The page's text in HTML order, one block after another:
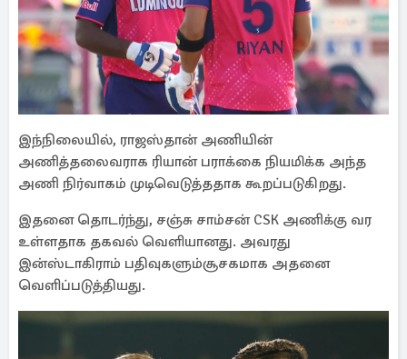
இந்நிலையில், ராஜஸ்தான் அணியின்
அணித்தலைவராக ரியான் பராக்கை நியமிக்க அந்த
அணி நிர்வாகம் முடிவெடுத்ததாக கூறப்படுகிறது.
இதனை தொடர்ந்து, சஞ்சு சாம்சன் CSK அணிக்கு வர
உள்ளதாக தகவல் வெளியானது. அவரது
இன்ஸ்டாகிராம் பதிவுகளும்சூசகமாக அதனை
வெளிப்படுத்தியது.